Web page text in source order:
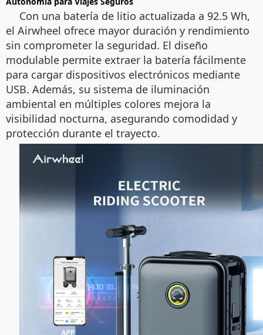
Con una batería de litio actualizada a 92.5 Wh,
el Airwheel ofrece mayor duración y rendimiento
sin comprometer la seguridad. El diseño
modulable permite extraer la batería fácilmente
para cargar dispositivos electrónicos mediante
USB. Además, su sistema de iluminación
ambiental en múltiples colores mejora la
visibilidad nocturna, asegurando comodidad y
protección durante el trayecto.